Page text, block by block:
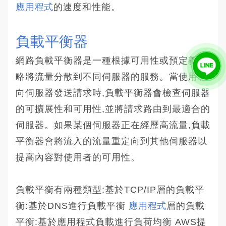
應用程式的速度和性能。
負載平衡器
網路負載平衡器是一種根據可用性或預定義策
略將流量分散到不同伺服器的服務。當使用者
向伺服器發送請求時,負載平衡器會檢查伺服器
的可擴展性和可用性,並將請求路由到最適合的
伺服器。如果某個伺服器正在經歷高流量,負載
平衡器會將流入的流量重定向到其他伺服器以
提高內容對使用者的可用性。
負載平衡有兩種類型:基於TCP/IP層的負載平
衡:基於DNS進行負載平衡 應用程式層的負載
平衡:基於應用程式負載進行負荷均衡 AWS提